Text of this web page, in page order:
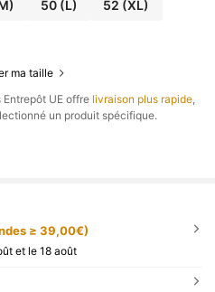
50(L) 52 (XL)
ma taille
UE offre livraison plus rapide
un produit spécifique.
≥ 39,00€)
et le 18 août